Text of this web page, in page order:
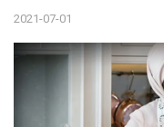
2021-07-01